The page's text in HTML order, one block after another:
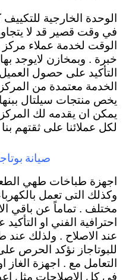
الوحدة الخارجية
الوقت لخدمة عملاء مركز
خبرة . وبمخازن لايوجد
التأكيد على حصول
الخدمة معتمدة من
يخص منتجات سيلتال
يمكن ان يقدمه لك
لكل عملائنا على ثقتهم بنا
صيانة
اجهزة طباخات طهي
وكذلك التى تعمل
مختلف . تماماً عن باقي
احترافية الفني او
عند الاصلاح . ولذلك
للبوتاجاز نؤكد الحرص
التعامل مع . اجهزة الغاز
في كل الاصلاحات مثل